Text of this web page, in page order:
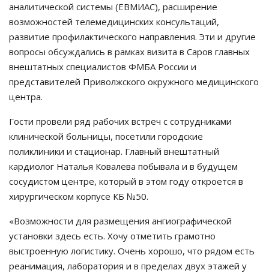
аналитической системы (ЕВМИАС), расширение
возможностей телемедицинских консультаций,
развитие профилактического направления. Эти и другие
вопросы обсуждались в рамках визита в Саров главных
внештатных специалистов ФМБА России и
представителей Приволжского окружного медицинского
центра.
Гости провели ряд рабочих встреч с сотрудниками
клинической больницы, посетили городские
поликлиники и стационар. Главный внештатный
кардиолог Наталья Ковалева побывала и в будущем
сосудистом центре, который в этом году откроется в
хирургическом корпусе КБ №50.
«Возможности для размещения ангиографической
установки здесь есть. Хочу отметить грамотно
выстроенную логистику. Очень хорошо, что рядом есть
реанимация, лаборатория и в пределах двух этажей у